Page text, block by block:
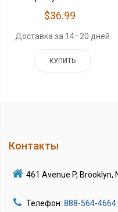
$36.99
Доставка за 14–20 дней
КУПИТЬ
Контакты
461 Avenue P, Brooklyn,
Телефон: 888-564-4664